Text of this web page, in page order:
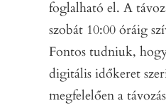
foglalható el. A
szobát 10:00 óráig
Fontos tudniuk,
digitális időkeret
megfelelően a